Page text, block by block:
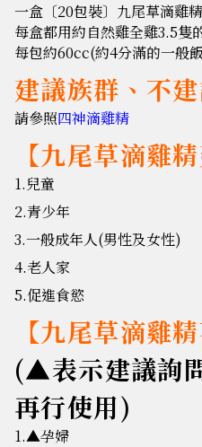
一盒〔20包裝〕九尾草滴雞
每盒都用約自然雞全雞3.5隻
每包約60cc(約4分滿的一般
建議族群、不
請參照四神滴雞精
【九尾草滴雞
1.兒童
2.青少年
3.一般成年人(男性及女性)
4.老人家
5.促進食慾
【九尾草滴雞
(▲表示建議詢
再行使用)
1.▲孕婦